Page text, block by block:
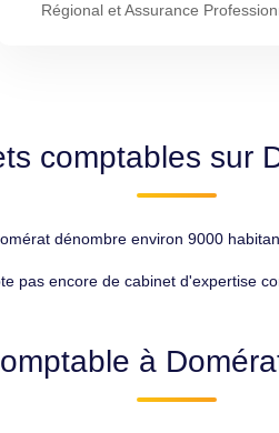
Régional et Assurance
comptables sur
dénombre environ 9000
pas encore de cabinet d'expertise
à